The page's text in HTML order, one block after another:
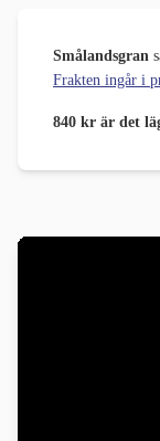
Smålandsgran
Frakten ingår i
840 kr är det